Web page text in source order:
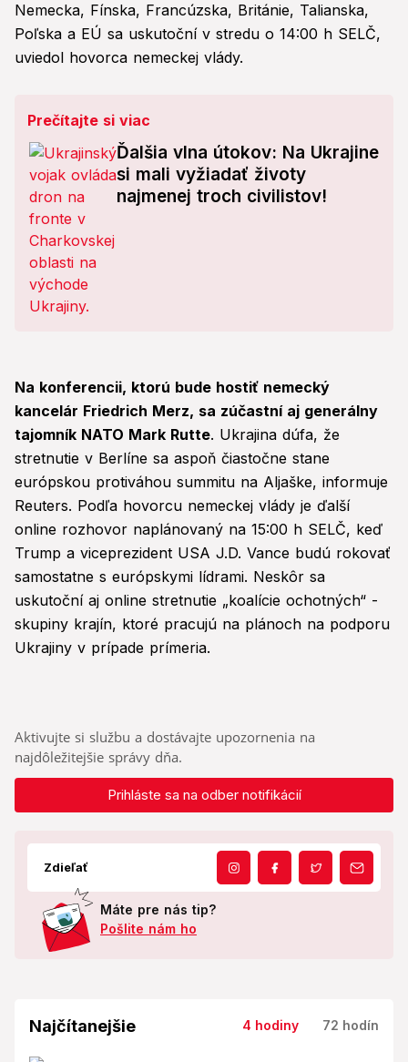
Nemecka, Fínska, Francúzska, Británie, Talianska,
Poľska a EÚ sa uskutoční v stredu o 14:00 h SELČ,
uviedol hovorca nemeckej vlády.
Prečítajte si viac
Ďalšia vlna útokov: Na Ukrajine
si mali vyžiadať životy
najmenej troch civilistov!
Na konferencii, ktorú bude hostiť nemecký
kancelár Friedrich Merz, sa zúčastní aj generálny
tajomník NATO Mark Rutte. Ukrajina dúfa, že
stretnutie v Berlíne sa aspoň čiastočne stane
európskou protiváhou summitu na Aljaške, informuje
Reuters. Podľa hovorcu nemeckej vlády je ďalší
online rozhovor naplánovaný na 15:00 h SELČ, keď
Trump a viceprezident USA J.D. Vance budú rokovať
samostatne s európskymi lídrami. Neskôr sa
uskutoční aj online stretnutie „koalície ochotných“ -
skupiny krajín, ktoré pracujú na plánoch na podporu
Ukrajiny v prípade prímeria.
Aktivujte si službu a dostávajte upozornenia na
najdôležitejšie správy dňa.
Prihláste sa na odber notifikácií
Zdieľať
Máte pre nás tip?
Pošlite nám ho
Najčítanejšie 4 hodiny 72 hodín